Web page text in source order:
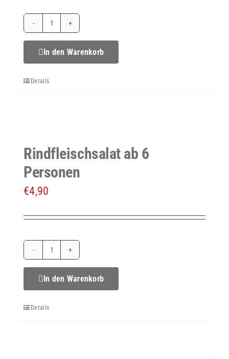
Lachsröllchen
mit
In den Warenkorb
Details
Rindfleischsalat ab 6
Personen
€4,90
Rindfleischsalat
ab
In den Warenkorb
Details